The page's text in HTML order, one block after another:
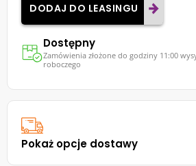
DODAJ DO LEASINGU
Dostępny
Zamówienia złożone do godziny 11:00
roboczego
Pokaż opcje dostawy